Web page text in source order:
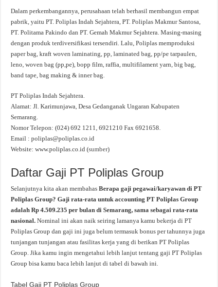
Dalam perkembangannya, perusahaan telah berhasil membangun empat
pabrik, yaitu PT. Poliplas Indah Sejahtera, PT. Poliplas Makmur Santosa,
PT. Politama Pakindo dan PT. Gemah Makmur Sejahtera. Masing-masing
dengan produk terdiversifikasi tersendiri. Lalu, Poliplas memproduksi
paper bag, kraft woven laminating, pp, laminated bag, pp/pe tarpaulen,
leno, woven bag (pp,pe), bopp film, raffia, multifilament yarn, big bag,
band tape, bag making & inner bag.
PT Poliplas Indah Sejahtera.
Alamat: Jl. Karimunjawa, Desa Gedanganak Ungaran Kabupaten
Semarang.
Nomor Telepon: (024) 692 1211, 6921210 Fax 6921658.
Email :poliplas@poliplas.co.id
Website: www.poliplas.co.id (sumber)
Daftar Gaji PT Poliplas Group
Selanjutnya kita akan membahasBerapa gaji pegawai/karyawan di PT
Poliplas Group? Gaji rata-rata untuk accounting PT Poliplas Group
adalah Rp 4.509.235 per bulan di Semarang, sama sebagai rata-rata
nasional.Nominal ini akan naik seiring lamanya kamu bekerja di PT
Poliplas Group dan gaji ini juga belum termasuk bonus per tahunnya juga
tunjangan tunjangan atau fasilitas kerja yang di berikan PT Poliplas
Group. Jika kamu ingin mengetahui lebih lanjut tentang gaji PT Poliplas
Group bisa kamu baca lebih lanjut di tabel di bawah ini.
Tabel Gaji PT Poliplas Group